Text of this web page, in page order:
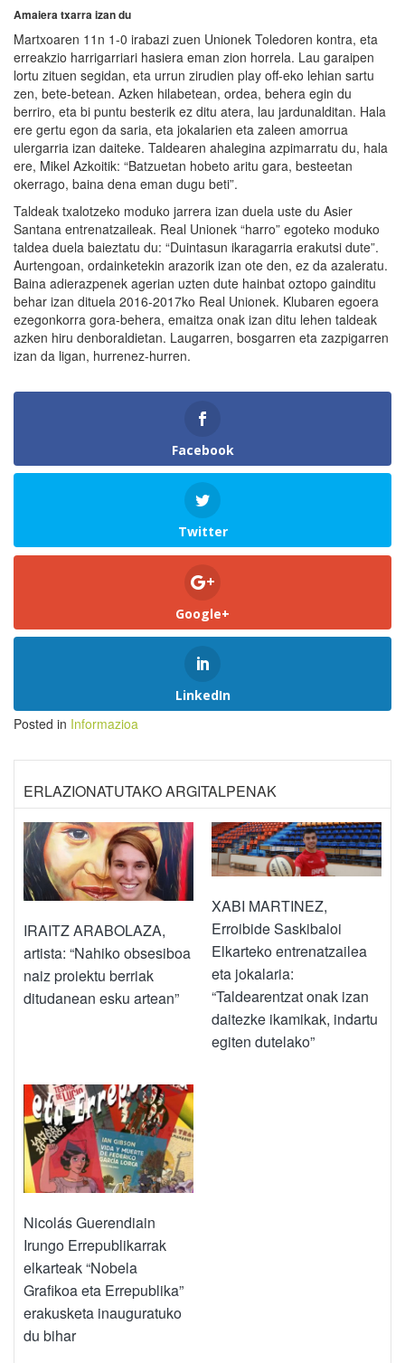
Amaiera txarra izan du
Martxoaren 11n 1-0 irabazi zuen Unionek Toledoren kontra, eta
erreakzio harrigarriari hasiera eman zion horrela. Lau garaipen
lortu zituen segidan, eta urrun zirudien play off-eko lehian sartu
zen, bete-betean. Azken hilabetean, ordea, behera egin du
berriro, eta bi puntu besterik ez ditu atera, lau jardunalditan. Hala
ere gertu egon da saria, eta jokalarien eta zaleen amorrua
ulergarria izan daiteke. Taldearen ahalegina azpimarratu du, hala
ere, Mikel Azkoitik: “Batzuetan hobeto aritu gara, besteetan
okerrago, baina dena eman dugu beti”.
Taldeak txalotzeko moduko jarrera izan duela uste du Asier
Santana entrenatzaileak. Real Unionek “harro” egoteko moduko
taldea duela baieztatu du: “Duintasun ikaragarria erakutsi dute”.
Aurtengoan, ordainketekin arazorik izan ote den, ez da azaleratu.
Baina adierazpenek agerian uzten dute hainbat oztopo gainditu
behar izan dituela 2016-2017ko Real Unionek. Klubaren egoera
ezegonkorra gora-behera, emaitza onak izan ditu lehen taldeak
azken hiru denboraldietan. Laugarren, bosgarren eta zazpigarren
izan da ligan, hurrenez-hurren.
Facebook
Twitter
Google+
LinkedIn
Posted in Informazioa
ERLAZIONATUTAKO ARGITALPENAK
IRAITZ ARABOLAZA,
artista: “Nahiko obsesiboa
naiz proiektu berriak
ditudanean esku artean”
XABI MARTINEZ,
Erroibide Saskibaloi
Elkarteko entrenatzailea
eta jokalaria:
“Taldearentzat onak izan
daitezke ikamikak, indartu
egiten dutelako”
Nicolás Guerendiain
Irungo Errepublikarrak
elkarteak “Nobela
Grafikoa eta Errepublika”
erakusketa inauguratuko
du bihar